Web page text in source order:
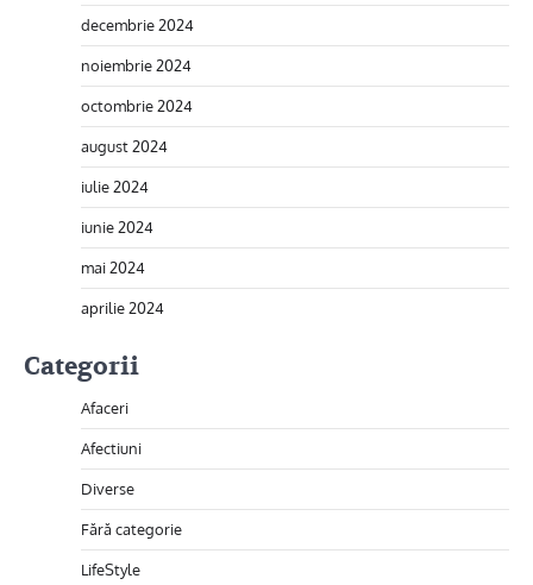
decembrie 2024
noiembrie 2024
octombrie 2024
august 2024
iulie 2024
iunie 2024
mai 2024
aprilie 2024
Categorii
Afaceri
Afectiuni
Diverse
Fără categorie
LifeStyle